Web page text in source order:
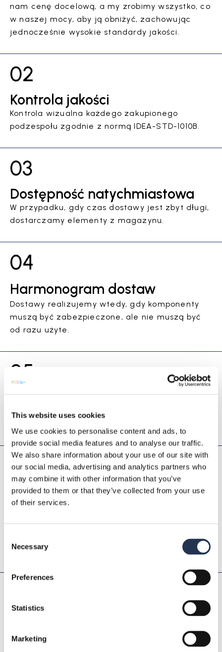
This website uses cookies
We use cookies to personalise content and ads, to
provide social media features and to analyse our traffic.
We also share information about your use of our site with
our social media, advertising and analytics partners who
may combine it with other information that you’ve
provided to them or that they’ve collected from your use
of their services.
Selection
Necessary
Preferences
Statistics
Marketing
nam cenę docelową, a my zrobimy wszystko, co
w naszej mocy, aby ją obniżyć, zachowując
jednocześnie wysokie standardy jakości.
Kontrola jakości
Kontrola wizualna każdego zakupionego
podzespołu zgodnie z normą IDEA-STD-1010B.
02
Dostępność natychmiastowa
W przypadku, gdy czas dostawy jest zbyt długi,
dostarczamy elementy z magazynu.
03
Harmonogram dostaw
Dostawy realizujemy wtedy, gdy komponenty
muszą być zabezpieczone, ale nie muszą być
od razu użyte.
04
Oferujemy możliwość sprzedaży komisowej i
05
Przestarzałe i trudne do
znalezienia komponenty
podzespoły, których oficjalni dystrybutorzy już
nie dostarczają.
06
Sprzedaż nadwyżek zapasów
Sprzedajemy Twoje nadwyżki magazynowe.